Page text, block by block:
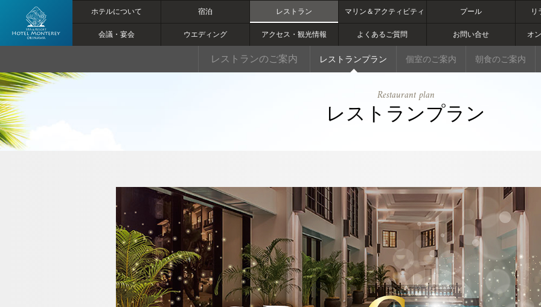
パ＆ディナ
ー】日帰りで
お楽しみいた
だけるスパ付
きディナー
ホテルについて 宿泊 レストラン マリン＆アクティビティ プール リ
会議・宴会 ウエディング アクセス・観光情報 よくあるご質問 お問い合せ オ
レストランのご案内 レストランプラン 個室のご案内 朝食のご案内
Restaurant plan
レストランプラン